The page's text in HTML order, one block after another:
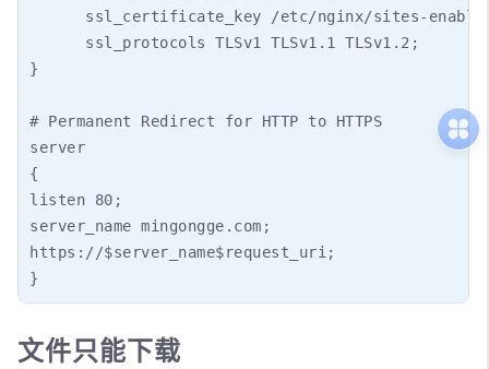
ssl_certificate_key /etc/nginx/sites-
      ssl_protocols TLSv1 TLSv1.1 TLSv1.2;
}
# Permanent Redirect for HTTP to HTTPS
server
{
listen 80;
server_name mingongge.com;
https://$server_name$request_uri;
}
文件只能下载